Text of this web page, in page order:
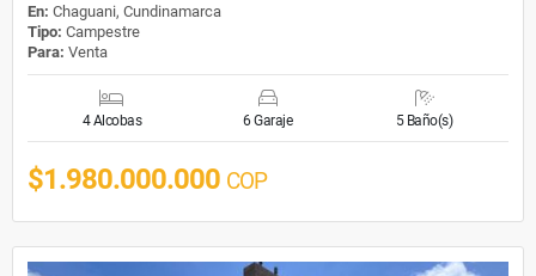
En: Chaguani, Cundinamarca
Tipo: Campestre
Para: Venta
4 Alcobas 6 Garaje 5 Baño(s)
$1.980.000.000 COP